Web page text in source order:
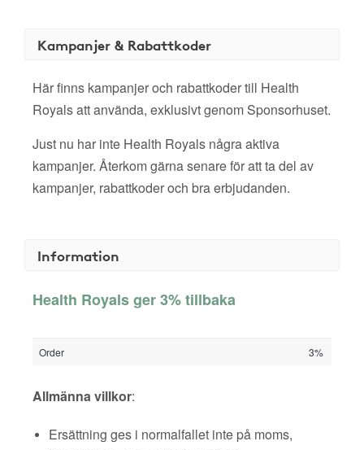
Kampanjer & Rabattkoder
Här finns kampanjer och rabattkoder till Health
Royals att använda, exklusivt genom Sponsorhuset.
Just nu har inte Health Royals några aktiva
kampanjer. Återkom gärna senare för att ta del av
kampanjer, rabattkoder och bra erbjudanden.
Information
Health Royals ger 3% tillbaka
Order 3%
Allmänna villkor:
Ersättning ges i normalfallet inte på moms,